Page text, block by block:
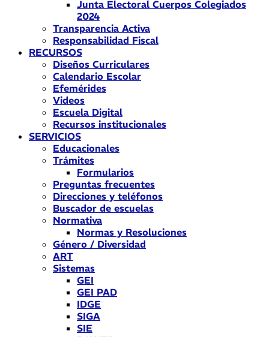
Junta Electoral Cuerpos Colegiados
2024
Transparencia Activa
Responsabilidad Fiscal
RECURSOS
Diseños Curriculares
Calendario Escolar
Efemérides
Videos
Escuela Digital
Recursos institucionales
SERVICIOS
Educacionales
Trámites
Formularios
Preguntas frecuentes
Direcciones y teléfonos
Buscador de escuelas
Normativa
Normas y Resoluciones
Género / Diversidad
ART
Sistemas
GEI
GEI PAD
IDGE
SIGA
SIE